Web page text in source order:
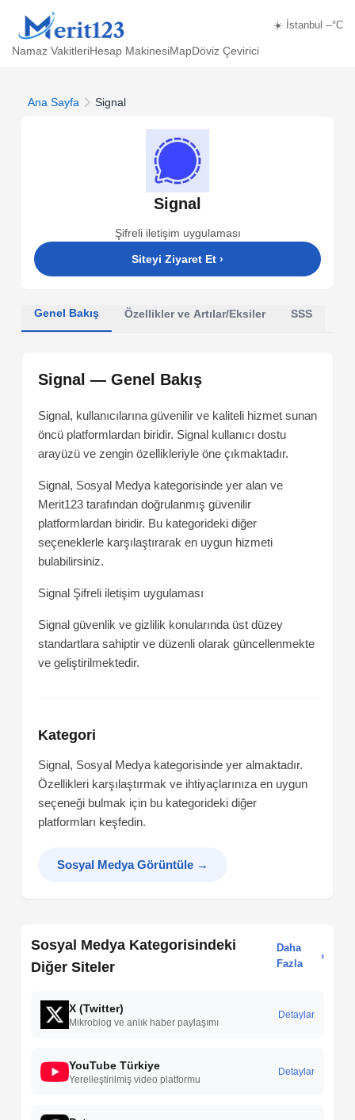
☀️ İstanbul --°C
Namaz VakitleriHesap MakinesiMapDöviz Çevirici
Ana Sayfa Signal
Signal
Şifreli iletişim uygulaması
Siteyi Ziyaret Et ›
Genel Bakış Özellikler ve Artılar/Eksiler SSS
Signal — Genel Bakış
Signal, kullanıcılarına güvenilir ve kaliteli hizmet sunan
öncü platformlardan biridir. Signal kullanıcı dostu
arayüzü ve zengin özellikleriyle öne çıkmaktadır.
Signal, Sosyal Medya kategorisinde yer alan ve
Merit123 tarafından doğrulanmış güvenilir
platformlardan biridir. Bu kategorideki diğer
seçeneklerle karşılaştırarak en uygun hizmeti
bulabilirsiniz.
Signal Şifreli iletişim uygulaması
Signal güvenlik ve gizlilik konularında üst düzey
standartlara sahiptir ve düzenli olarak güncellenmekte
ve geliştirilmektedir.
Kategori
Signal, Sosyal Medya kategorisinde yer almaktadır.
Özellikleri karşılaştırmak ve ihtiyaçlarınıza en uygun
seçeneği bulmak için bu kategorideki diğer
platformları keşfedin.
Sosyal Medya Görüntüle →
Sosyal Medya Kategorisindeki
Diğer Siteler
Daha
Fazla
›
X (Twitter)
Mikroblog ve anlık haber paylaşımı
Detaylar
YouTube Türkiye
Yerelleştirilmiş video platformu
Detaylar